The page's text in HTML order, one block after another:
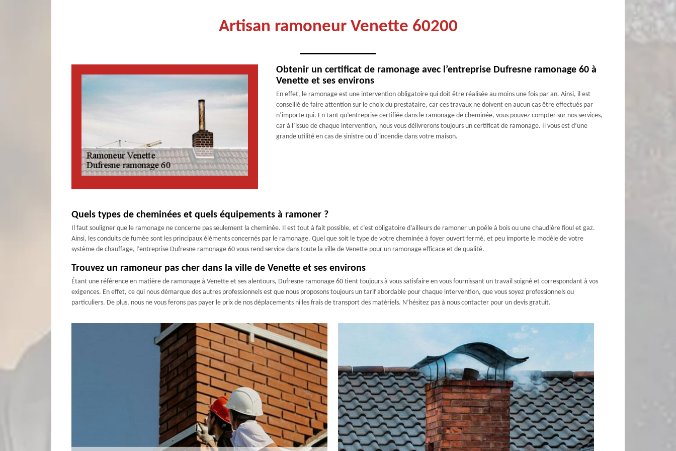
Artisan ramoneur Venette 60200
Obtenir un certificat de ramonage avec l’entreprise Dufresne ramonage 60 à
Venette et ses environs
En effet, le ramonage est une intervention obligatoire qui doit être réalisée au moins une fois par an. Ainsi, il est
conseillé de faire attention sur le choix du prestataire, car ces travaux ne doivent en aucun cas être effectués par
n’importe qui. En tant qu’entreprise certifiée dans le ramonage de cheminée, vous pouvez compter sur nos services,
car à l’issue de chaque intervention, nous vous délivrerons toujours un certificat de ramonage. Il vous est d’une
grande utilité en cas de sinistre ou d’incendie dans votre maison.
Quels types de cheminées et quels équipements à ramoner ?
Il faut souligner que le ramonage ne concerne pas seulement la cheminée. Il est tout à fait possible, et c’est obligatoire d’ailleurs de ramoner un poêle à bois ou une chaudière fioul et gaz.
Ainsi, les conduits de fumée sont les principaux éléments concernés par le ramonage. Quel que soit le type de votre cheminée à foyer ouvert fermé, et peu importe le modèle de votre
système de chauffage, l’entreprise Dufresne ramonage 60 vous rend service dans toute la ville de Venette pour un ramonage efficace et de qualité.
Trouvez un ramoneur pas cher dans la ville de Venette et ses environs
Étant une référence en matière de ramonage à Venette et ses alentours, Dufresne ramonage 60 tient toujours à vous satisfaire en vous fournissant un travail soigné et correspondant à vos
exigences. En effet, ce qui nous démarque des autres professionnels est que nous proposons toujours un tarif abordable pour chaque intervention, que vous soyez professionnels ou
particuliers. De plus, nous ne vous ferons pas payer le prix de nos déplacements ni les frais de transport des matériels. N’hésitez pas à nous contacter pour un devis gratuit.